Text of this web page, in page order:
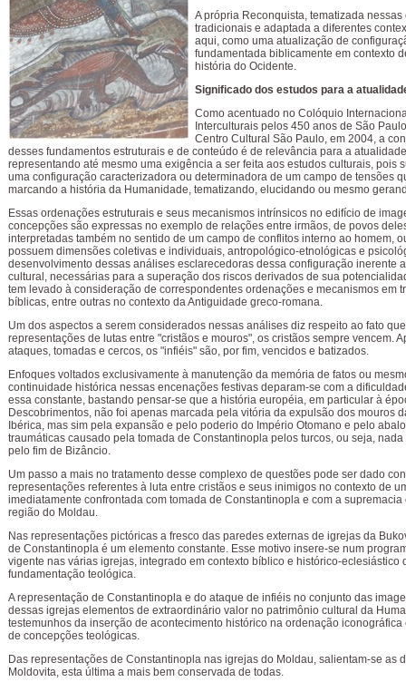
A própria Reconquista, tematizada nessas
tradicionais e adaptada a diferentes
aqui, como uma atualização de
fundamentada biblicamente em contexto
história do Ocidente.
Significado dos estudos para a
Como acentuado no Colóquio
Interculturais pelos 450 anos de São
Centro Cultural São Paulo, em 2004, a
desses fundamentos estruturais e de conteúdo é de relevância para a
representando até mesmo uma exigência a ser feita aos estudos culturais, pois
uma configuração caracterizadora ou determinadora de um campo de tensões
marcando a história da Humanidade, tematizando, elucidando ou mesmo
Essas ordenações estruturais e seus mecanismos intrínsicos no edifício de
concepções são expressas no exemplo de relações entre irmãos, de povos
interpretadas também no sentido de um campo de conflitos interno ao homem,
possuem dimensões coletivas e individuais, antropológico-etnológicas e
desenvolvimento dessas análises esclarecedoras dessa configuração inerente
cultural, necessárias para a superação dos riscos derivados de sua
tem levado à consideração de correspondentes ordenações e mecanismos em
bíblicas, entre outras no contexto da Antiguidade greco-romana.
Um dos aspectos a serem considerados nessas análises diz respeito ao fato
representações de lutas entre "cristãos e mouros", os cristãos sempre vencem.
ataques, tomadas e cercos, os "infiéis" são, por fim, vencidos e batizados.
Enfoques voltados exclusivamente à manutenção da memória de fatos ou
continuidade histórica nessas encenações festivas deparam-se com a
essa constante, bastando pensar-se que a história européia, em particular à
Descobrimentos, não foi apenas marcada pela vitória da expulsão dos mouros
Ibérica, mas sim pela expansão e pelo poderio do Império Otomano e pelo
traumáticas causado pela tomada de Constantinopla pelos turcos, ou seja,
pelo fim de Bizâncio.
Um passo a mais no tratamento desse complexo de questões pode ser dado
representações referentes à luta entre cristãos e seus inimigos no contexto de
imediatamente confrontada com tomada de Constantinopla e com a supremacia
região do Moldau.
Nas representações pictóricas a fresco das paredes externas de igrejas da
de Constantinopla é um elemento constante. Esse motivo insere-se num
vigente nas várias igrejas, integrado em contexto bíblico e histórico-eclesiástico
fundamentação teológica.
A representação de Constantinopla e do ataque de infiéis no conjunto das
dessas igrejas elementos de extraordinário valor no patrimônio cultural da
testemunhos da inserção de acontecimento histórico na ordenação iconográfica
de concepções teológicas.
Das representações de Constantinopla nas igrejas do Moldau, salientam-se as
Moldovita, esta última a mais bem conservada de todas.